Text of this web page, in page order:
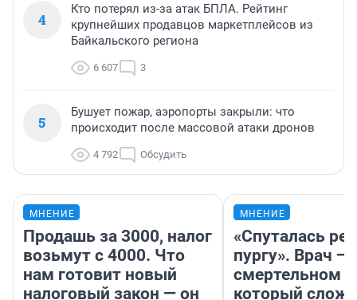
4
Кто потерял из-за атак БПЛА. Рейтинг
крупнейших продавцов маркетплейсов из
Байкальского региона
6 607 3
5
Бушует пожар, аэропорты закрыли: что
происходит после массовой атаки дронов
4 792 Обсудить
МНЕНИЕ
Продашь за 3000, налог
возьмут с 4000. Что
нам готовит новый
налоговый закон — он
МНЕНИЕ
«Спуталась
пургу». Врач —
смертельном
который